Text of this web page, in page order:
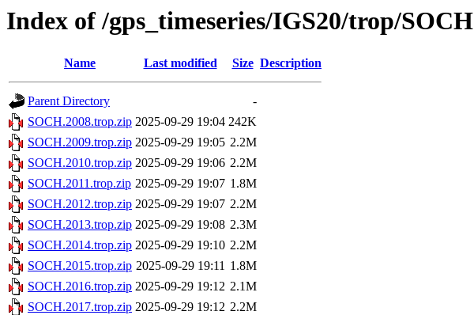
Index of /gps_timeseries/IGS20/trop/SOCH
Name Last modified Size Description
Parent Directory
-
SOCH.2008.trop.zip 2025-09-29 19:04 242K
SOCH.2009.trop.zip 2025-09-29 19:05 2.2M
SOCH.2010.trop.zip 2025-09-29 19:06 2.2M
SOCH.2011.trop.zip 2025-09-29 19:07 1.8M
SOCH.2012.trop.zip 2025-09-29 19:07 2.2M
SOCH.2013.trop.zip 2025-09-29 19:08 2.3M
SOCH.2014.trop.zip 2025-09-29 19:10 2.2M
SOCH.2015.trop.zip 2025-09-29 19:11 1.8M
SOCH.2016.trop.zip 2025-09-29 19:12 2.1M
SOCH.2017.trop.zip 2025-09-29 19:12 2.2M